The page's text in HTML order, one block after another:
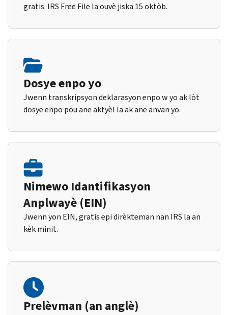
gratis. IRS Free File la ouvè jiska 15 oktòb.
Dosye enpo yo
Jwenn transkripsyon deklarasyon enpo w yo ak lòt
dosye enpo pou ane aktyèl la ak ane anvan yo.
Nimewo Idantifikasyon
Anplwayè (EIN)
Jwenn yon EIN, gratis epi dirèkteman nan IRS la an
kèk minit.
Prelèvman (an anglè)